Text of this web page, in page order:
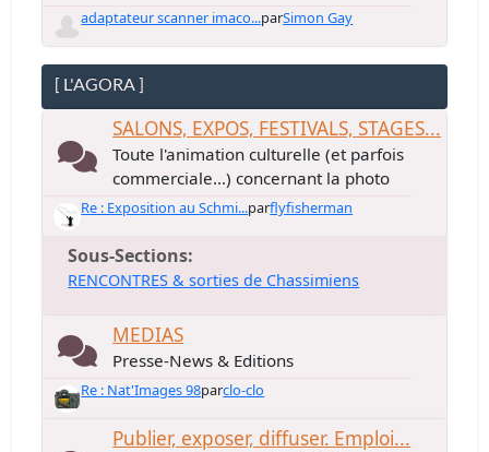
adaptateur scanner imaco...parSimon Gay
[ L'AGORA ]
SALONS, EXPOS, FESTIVALS, STAGES...
Toute l'animation culturelle (et parfois
commerciale...) concernant la photo
Re : Exposition au Schmi...parflyfisherman
Sous-Sections
RENCONTRES & sorties de Chassimiens
MEDIAS
Presse-News & Editions
Re : Nat'Images 98parclo-clo
Publier, exposer, diffuser. Emploi...